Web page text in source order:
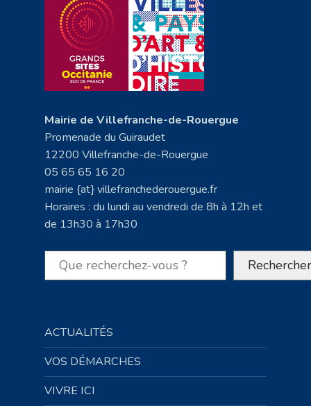
Mairie de Villefranche-de-Rouergue
Promenade du Guiraudet
12200 Villefranche-de-Rouergue
05 65 65 16 20
mairie {at} villefranchederouergue.fr
Horaires : du lundi au vendredi de 8h à 12h et
de 13h30 à 17h30
Rechercher Rechercher
ACTUALITÉS
VOS DÉMARCHES
VIVRE ICI